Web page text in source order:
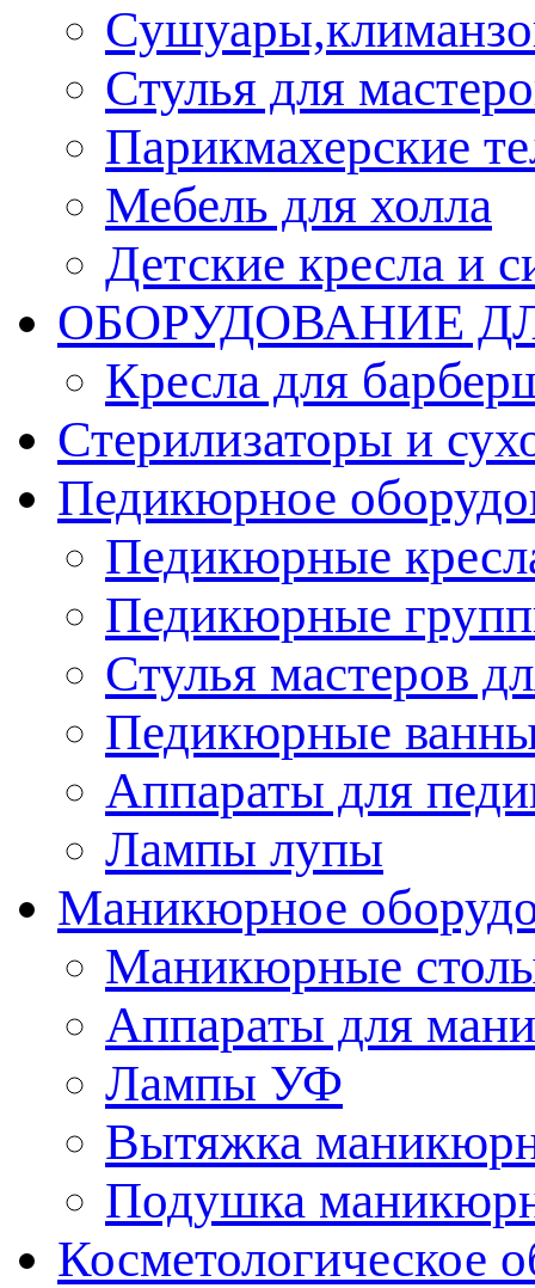
Стулья для
Парикмахерские
Мебель для холла
Детские кресла и
ОБОРУДОВАНИЕ
Кресла для
Стерилизаторы и
Педикюрное
Педикюрные
Педикюрные
Стулья мастеров
Педикюрные
Аппараты для
Лампы лупы
Маникюрное
Маникюрные
Аппараты для
Лампы УФ
Вытяжка
Подушка
Косметологическое